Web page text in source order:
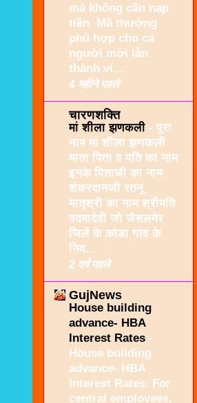
mà không cần nạp
tiền. Mã thưởng
phù hợp cho cả
người mới lẫn
thành vi...
4 महीने पहले
चारणशक्ति
मां शीला झणकली - पूरा
नाम मां शीला झणकली
माता पिता व पति का नाम
इनके पिताजी का नाम
शंकरदानजी रतनू
मातृश्री का नाम श्रीमति
पदमादेवी जो जैसलमेर
जिलें के कोडा गांव के
निव...
2 वर्ष पहले
GujNews
House building
advance- HBA
Interest Rates -
House building
advance- HBA
Interest Rates. For
central employees,